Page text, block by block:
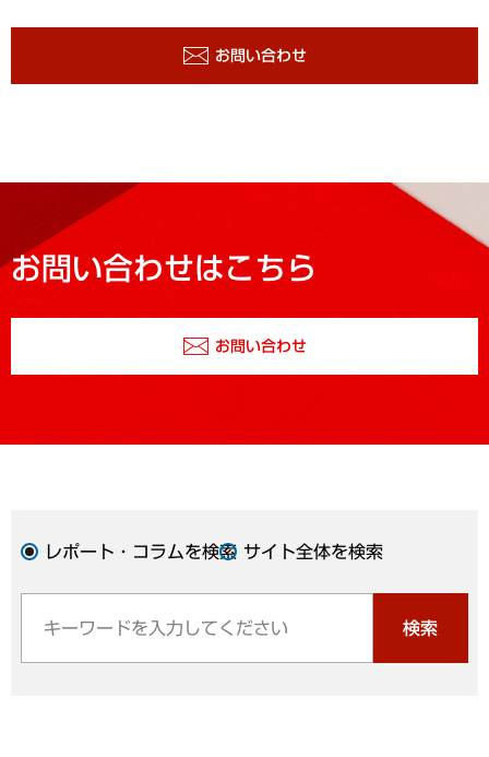
お問い合わせ
お問い合わせはこちら
お問い合わせ
レポート・コラムを検索 サイト全体を検索
検索